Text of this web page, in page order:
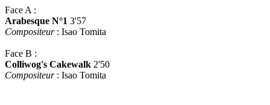
Face A :
Arabesque N°1 3'57
Compositeur: Isao Tomita
Face B :
Colliwog's Cakewalk 2'50
Compositeur: Isao Tomita